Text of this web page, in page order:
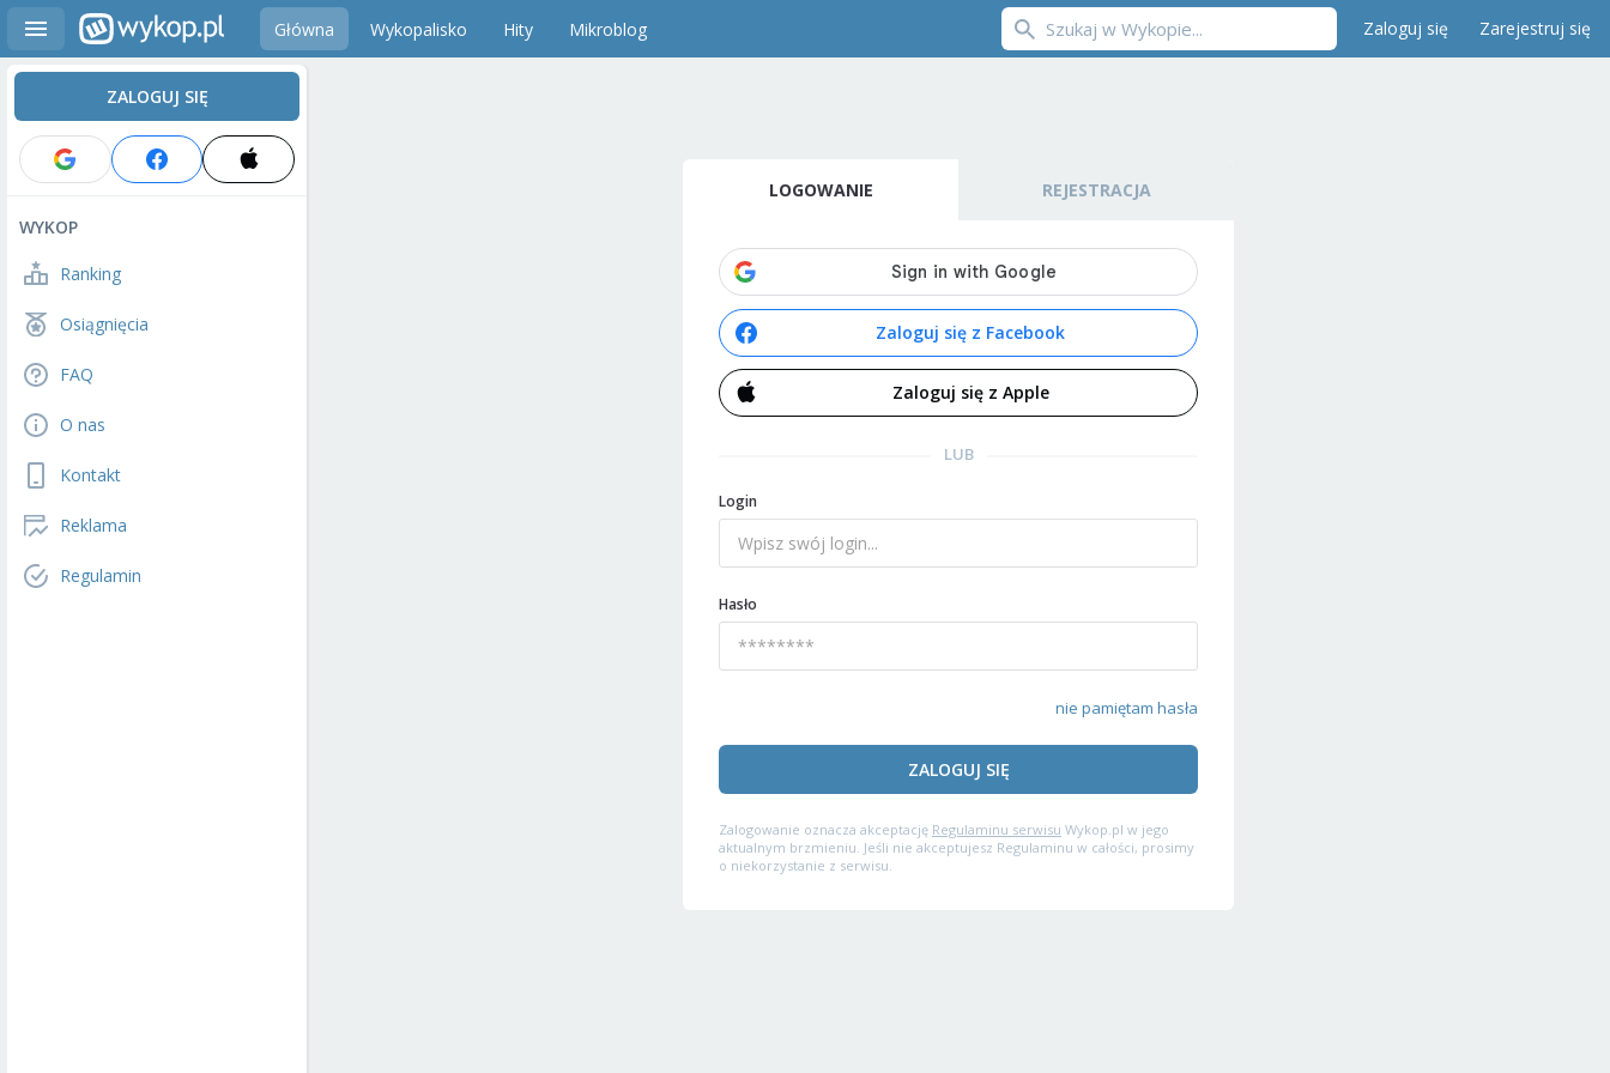
Główna Wykopalisko Hity Mikroblog Zaloguj się Zarejestruj się
ZALOGUJ SIĘ
WYKOP
Ranking
Osiągnięcia
FAQ
O nas
Kontakt
Reklama
Regulamin
LOGOWANIE REJESTRACJA
Zaloguj się z Facebook
Zaloguj się z Apple
LUB
Login
Hasło
nie pamiętam hasła
ZALOGUJ SIĘ
Zalogowanie oznacza akceptację Regulaminu serwisu Wykop.pl w jego
aktualnym brzmieniu. Jeśli nie akceptujesz Regulaminu w całości, prosimy
o niekorzystanie z serwisu.